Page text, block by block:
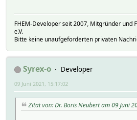
FHEM-Developer seit 2007, Mitgründer und
e.V.
Bitte keine unaufgeforderten privaten
Syrex-o
Developer
09 Juni 2021, 15:17:02
Zitat von: Dr. Boris Neubert am 09 Juni